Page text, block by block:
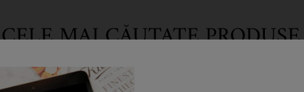
CELE MAI CĂUTATE PRODUSE